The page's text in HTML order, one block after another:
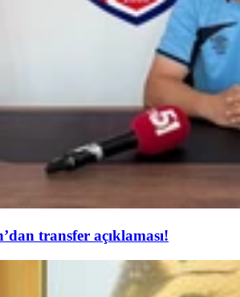
transfer açıklaması!